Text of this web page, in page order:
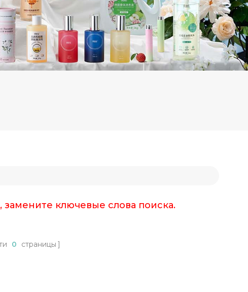
замените ключевые слова поиска.
0 страницы